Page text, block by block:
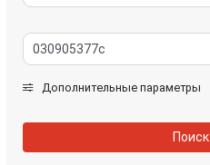
Mazda
Nissan
Дополнительные параметры
Поиск